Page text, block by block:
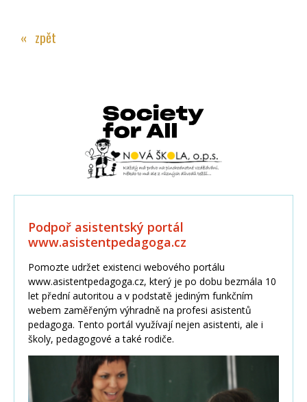
« zpět